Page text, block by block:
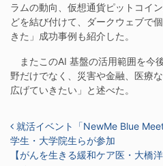
ラムの動向、仮想通貨ピットコイ
どを結び付けて、ダークウェブで
きた」成功事例も紹介した。
またこのAI 基盤の活用範囲を今
野だけでなく、災害や金融、医療
広げていきたい」と述べた。
投稿ナビゲーション
就活イベント「NewMe Blue
学生・大学院生らが参加
【がんを生きる緩和ケア医・大橋